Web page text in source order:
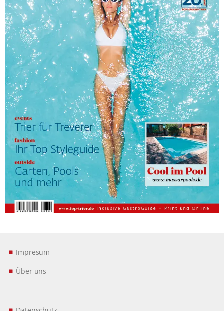
Impresum
Über uns